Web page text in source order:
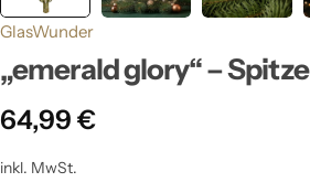
GlasWunder
„emerald glory“ – Spitze
64,99 €
inkl. MwSt.